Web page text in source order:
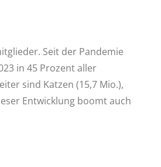
Seit der Pandemie
in 45 Prozent aller
sind Katzen (15,7 Mio.),
Entwicklung boomt auch